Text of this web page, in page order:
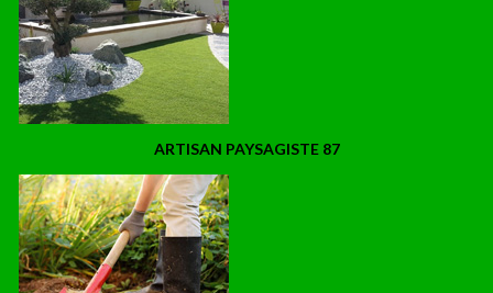
ARTISAN PAYSAGISTE 87